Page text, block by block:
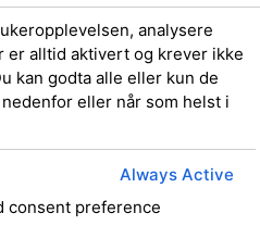
LaserJet Toner cartridge
analysere
er alltid aktivert og krever ikke
kan godta alle eller kun de
eller når som helst i
Always Active
consent preference